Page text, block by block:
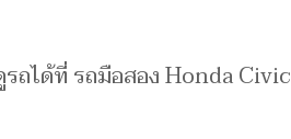
ถได้ที่ รถมือสอง Honda Civic